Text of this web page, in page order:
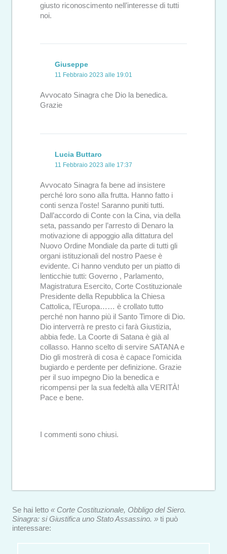
giusto riconoscimento nell’interesse di tutti
noi.
Giuseppe
11 Febbraio 2023 alle 19:01
Avvocato Sinagra che Dio la benedica.
Grazie
Lucia Buttaro
11 Febbraio 2023 alle 17:37
Avvocato Sinagra fa bene ad insistere
perché loro sono alla frutta. Hanno fatto i
conti senza l’oste! Saranno puniti tutti.
Dall’accordo di Conte con la Cina, via della
seta, passando per l’arresto di Denaro la
motivazione di appoggio alla dittatura del
Nuovo Ordine Mondiale da parte di tutti gli
organi istituzionali del nostro Paese è
evidente. Ci hanno venduto per un piatto di
lenticchie tutti: Governo , Parlamento,
Magistratura Esercito, Corte Costituzionale
Presidente della Repubblica la Chiesa
Cattolica, l’Europa…… è crollato tutto
perché non hanno più il Santo Timore di Dio.
Dio interverrà re presto ci farà Giustizia,
abbia fede. La Coorte di Satana è già al
collasso. Hanno scelto di servire SATANA e
Dio gli mostrerà di cosa è capace l’omicida
bugiardo e perdente per definizione. Grazie
per il suo impegno Dio la benedica e
ricompensi per la sua fedeltà alla VERITÀ!
Pace e bene.
I commenti sono chiusi.
Se hai letto « Corte Costituzionale, Obbligo del Siero.
Sinagra: si Giustifica uno Stato Assassino. » ti può
interessare: